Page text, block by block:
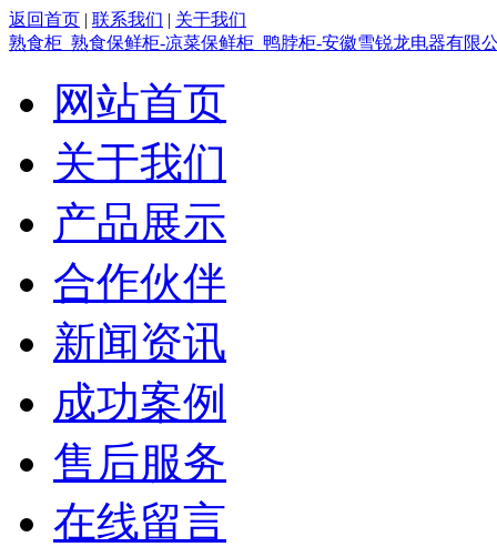
返回首页 | 联系我们 | 关于我们
熟食柜_熟食保鲜柜-凉菜保鲜柜_鸭脖柜-安徽雪锐龙电器有限
网站首页
关于我们
产品展示
合作伙伴
新闻资讯
成功案例
售后服务
在线留言